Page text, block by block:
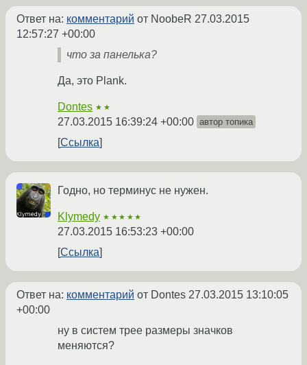
Ответ на: комментарий от NoobeR 27.03.2015
12:57:27 +00:00
что за панелька?
Да, это Plank.
Dontes ★★
27.03.2015 16:39:24 +00:00 автор топика
Ссылка
Годно, но терминус не нужен.
Klymedy ★★★★★
27.03.2015 16:53:23 +00:00
Ссылка
Ответ на: комментарий от Dontes 27.03.2015 13:10:05
+00:00
ну в систем трее размеры значков
меняются?